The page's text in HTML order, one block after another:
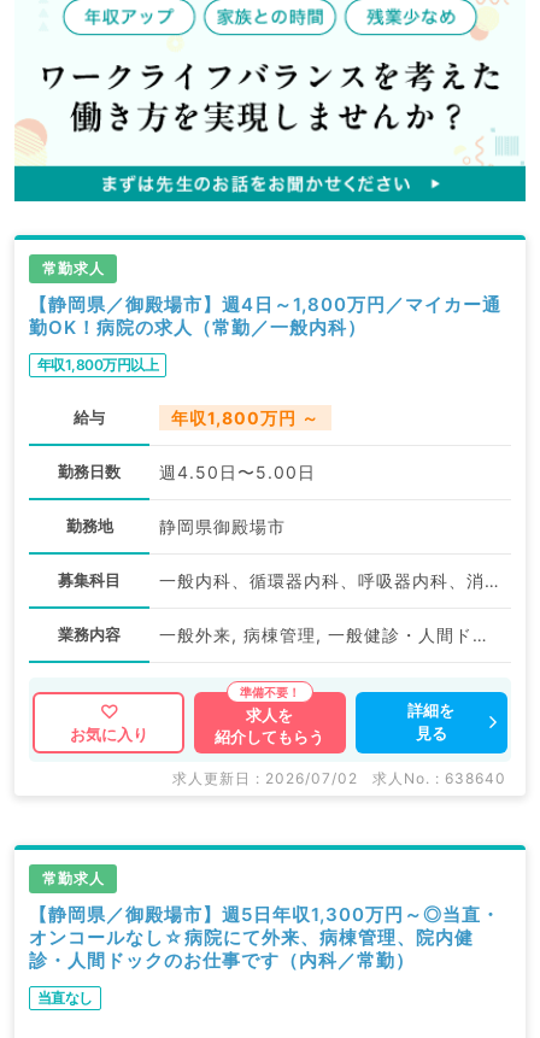
常勤求人
【静岡県／御殿場市】週4日～1,800万円／マイカー通
勤OK！病院の求人（常勤／一般内科）
年収1,800万円以上
給与 年収1,800万円 ～
勤務日数 週4.50日〜5.00日
勤務地 静岡県御殿場市
募集科目 一般内科、循環器内科、呼吸器内科、消化器内科、内分泌・代謝内科
業務内容 一般外来, 病棟管理, 一般健診・人間ドック
お気に入り
求人を
紹介してもらう
詳細を
見る
求人更新日 : 2026/07/02 求人No. : 638640
常勤求人
【静岡県／御殿場市】週5日年収1,300万円～◎当直・
オンコールなし☆病院にて外来、病棟管理、院内健
診・人間ドックのお仕事です（内科／常勤）
当直なし